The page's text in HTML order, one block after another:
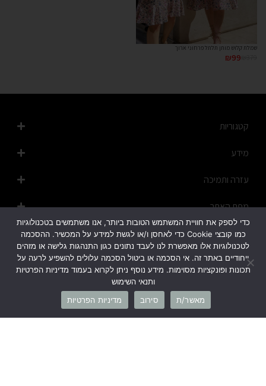
שמלת קלוש מותן תלתל פרחוני ארוך
₪99
קטגוריות
מידע
עזרה ותמיכה
מפת האתר
1700-50-20-45
info@cb-fashion.shop
כדי לספק את חוויית המשתמש הטובות ביותר, אנו משתמשים בטכנולוגיות
כמו קובצי Cookie כדי לאחסן ו/או לגשת למידע על המכשיר. ההסכמה
לטכנולוגיות אלו מאפשרת לנו לעבד נתונים כגון התנהגות גלישה או מזהים
ייחודיים באתר זה. אי הסכמה או ביטול הסכמה עלולים להשפיע לרעה על
תכונות ופונקציות מסוימות. מידע נוסף ניתן לקרוא בעמוד מדיניות הפרטיות
ותנאי השימוש
מאשר/ת
סירוב מדיניות הפרטיות